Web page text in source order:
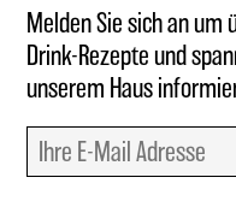
Melden Sie sich an um
Drink-Rezepte und
unserem Haus